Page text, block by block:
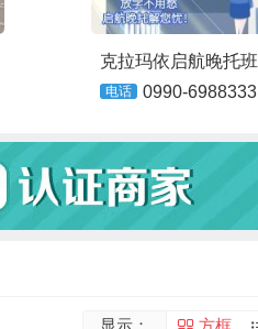
克拉玛依启航晚托班
电话 0990-6988333
显示： 方框